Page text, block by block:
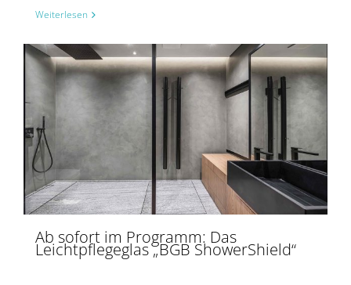
Weiterlesen
Ab sofort im Programm: Das
Leichtpflegeglas „BGB ShowerShield“